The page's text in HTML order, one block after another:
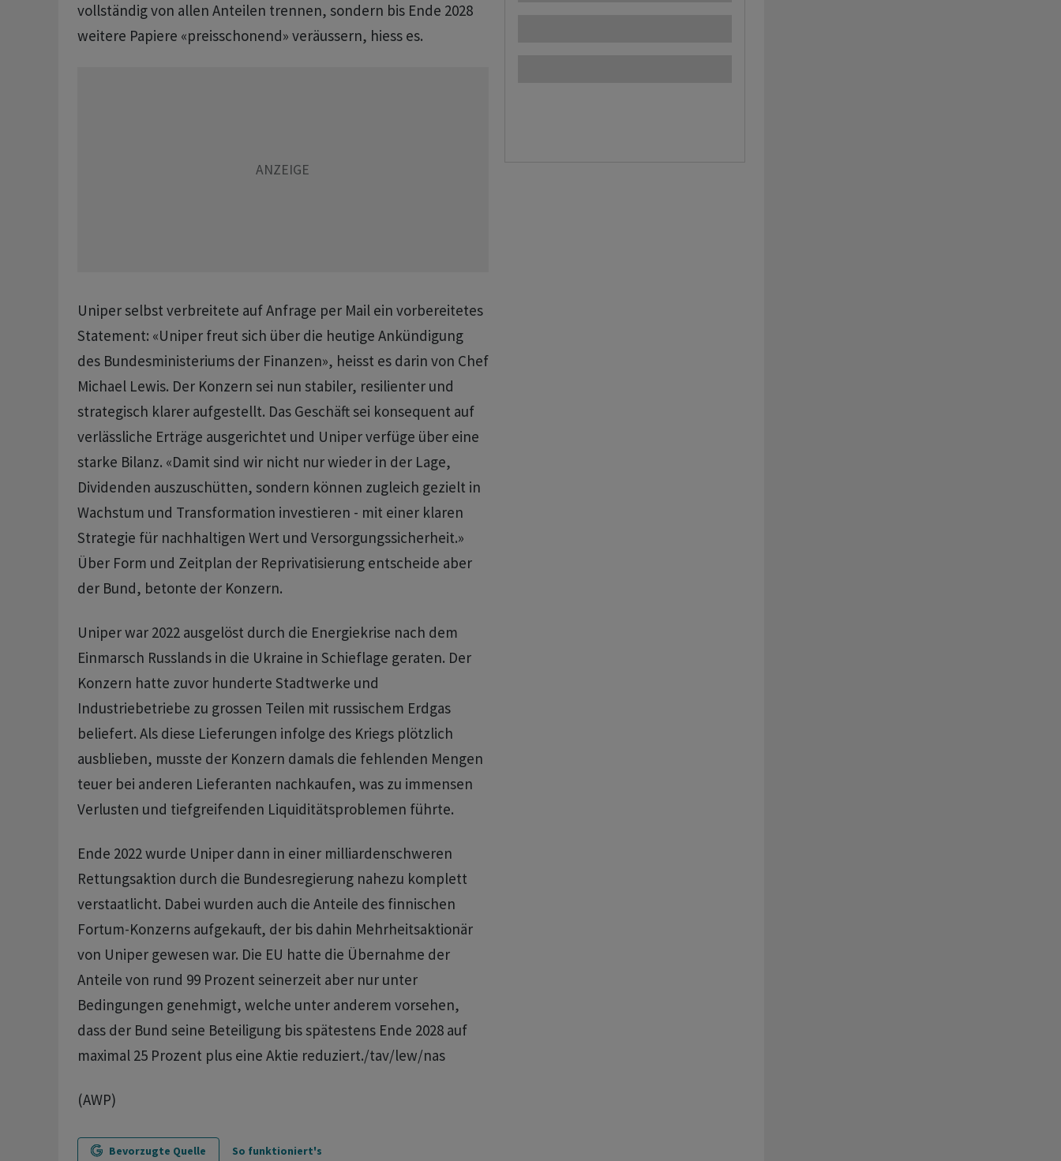
vollständig von allen Anteilen trennen, sondern bis Ende 2028
weitere Papiere «preisschonend» veräussern, hiess es.
Uniper selbst verbreitete auf Anfrage per Mail ein vorbereitetes
Statement: «Uniper freut sich über die heutige Ankündigung
des Bundesministeriums der Finanzen», heisst es darin von Chef
Michael Lewis. Der Konzern sei nun stabiler, resilienter und
strategisch klarer aufgestellt. Das Geschäft sei konsequent auf
verlässliche Erträge ausgerichtet und Uniper verfüge über eine
starke Bilanz. «Damit sind wir nicht nur wieder in der Lage,
Dividenden auszuschütten, sondern können zugleich gezielt in
Wachstum und Transformation investieren - mit einer klaren
Strategie für nachhaltigen Wert und Versorgungssicherheit.»
Über Form und Zeitplan der Reprivatisierung entscheide aber
der Bund, betonte der Konzern.
Uniper war 2022 ausgelöst durch die Energiekrise nach dem
Einmarsch Russlands in die Ukraine in Schieflage geraten. Der
Konzern hatte zuvor hunderte Stadtwerke und
Industriebetriebe zu grossen Teilen mit russischem Erdgas
beliefert. Als diese Lieferungen infolge des Kriegs plötzlich
ausblieben, musste der Konzern damals die fehlenden Mengen
teuer bei anderen Lieferanten nachkaufen, was zu immensen
Verlusten und tiefgreifenden Liquiditätsproblemen führte.
Ende 2022 wurde Uniper dann in einer milliardenschweren
Rettungsaktion durch die Bundesregierung nahezu komplett
verstaatlicht. Dabei wurden auch die Anteile des finnischen
Fortum-Konzerns aufgekauft, der bis dahin Mehrheitsaktionär
von Uniper gewesen war. Die EU hatte die Übernahme der
Anteile von rund 99 Prozent seinerzeit aber nur unter
Bedingungen genehmigt, welche unter anderem vorsehen,
dass der Bund seine Beteiligung bis spätestens Ende 2028 auf
maximal 25 Prozent plus eine Aktie reduziert./tav/lew/nas
(AWP)
Bevorzugte Quelle So funktioniert's